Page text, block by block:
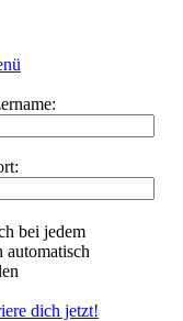
bei jedem
automatisch
dich jetzt!